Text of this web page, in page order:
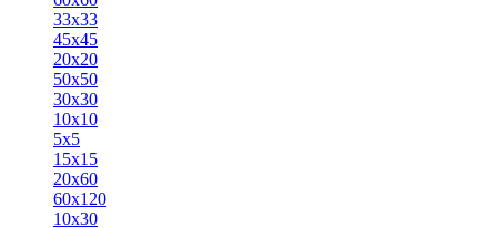
33x33
45x45
20x20
50x50
30x30
10x10
5x5
15x15
20x60
60x120
10x30